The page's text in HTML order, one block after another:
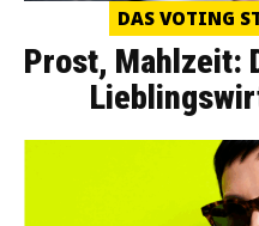
DAS VOTING
Prost, Mahlzeit: